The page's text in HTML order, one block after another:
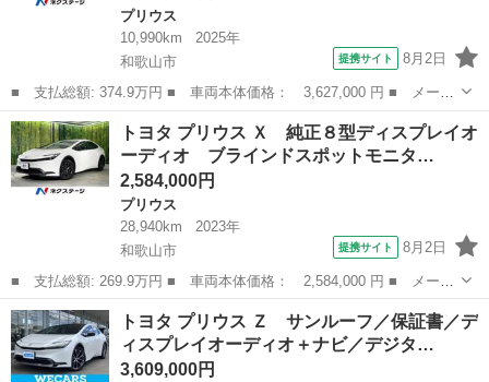
プリウス
10,990km
2025年
和歌山市
提携サイト 8月2日
■ 支払総額: 374.9万円 ■ 車両本体価格： 3,627,000 円 ■ メーカ
ー名： トヨタ ■ 車種名： プリウス ■ グレード名： Ｚ １
２．３型ディスプレイ 全周囲カメラ セーフティセンス 禁煙車
ＥＴＣ２．...
和歌山 和歌山市 プリウス
トヨタ プリウス Ｘ 純正８型ディスプレイオ
ーディオ ブラインドスポットモニタ…
2,584,000円
プリウス
28,940km
2023年
和歌山市
提携サイト 8月2日
■ 支払総額: 269.9万円 ■ 車両本体価格： 2,584,000 円 ■ メーカ
ー名： トヨタ ■ 車種名： プリウス ■ グレード名： Ｘ 純正
８型ディスプレイオーディオ ブラインドスポットモニター バック
カメラ ...
和歌山 和歌山市 プリウス
トヨタ プリウス Ｚ サンルーフ／保証書／デ
ィスプレイオーディオ＋ナビ／デジタ…
3,609,000円